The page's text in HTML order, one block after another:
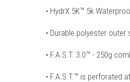
• HydrX 5K™ 5k
• Durable polyester outer
• F.A.S.T. 3.0™ - 250g
• F.A.S.T.™ is perforated